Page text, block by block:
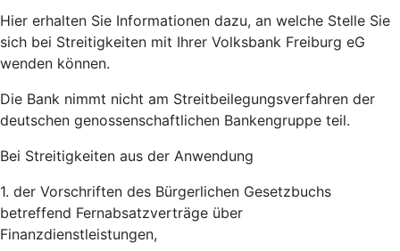
Hier erhalten Sie Informationen dazu, an welche Stelle Sie
sich bei Streitigkeiten mit Ihrer Volksbank Freiburg eG
wenden können.
Die Bank nimmt nicht am Streitbeilegungsverfahren der
deutschen genossenschaftlichen Bankengruppe teil.
Bei Streitigkeiten aus der Anwendung
1. der Vorschriften des Bürgerlichen Gesetzbuchs
betreffend Fernabsatzverträge über
Finanzdienstleistungen,